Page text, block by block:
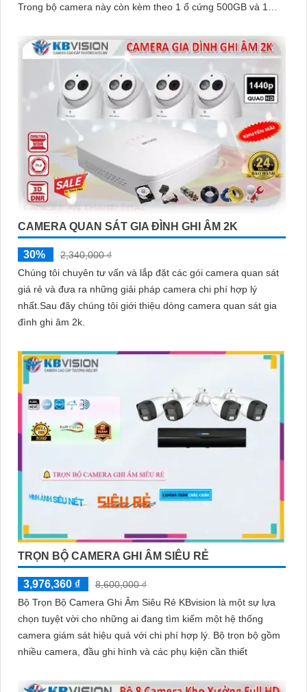
Trong bộ camera này còn kèm theo 1 ổ cứng 500GB và 1
trong 7 ngày cho 4 mắt camera
CAMERA QUAN SÁT GIA ĐÌNH GHI ÂM 2K
30%
2,340,000 ₫
Chúng tôi chuyên tư vấn và lắp đặt các gói camera quan sát
giá rẻ và đưa ra những giải pháp camera chi phí hợp lý
nhất.Sau đây chúng tôi giới thiệu dòng camera quan sát gia
đình ghi âm 2k.
TRỌN BỘ CAMERA GHI ÂM SIÊU RẺ
3,976,360 ₫
8,600,000 ₫
Bộ Trọn Bộ Camera Ghi Âm Siêu Rẻ KBvision là một sự lựa
chọn tuyệt vời cho những ai đang tìm kiếm một hệ thống
camera giám sát hiệu quả với chi phí hợp lý. Bộ trọn bộ gồm
nhiều camera, đầu ghi hình và các phụ kiện cần thiết